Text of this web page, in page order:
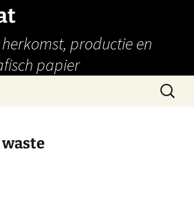
productie en
papier
Zoeken
naar: